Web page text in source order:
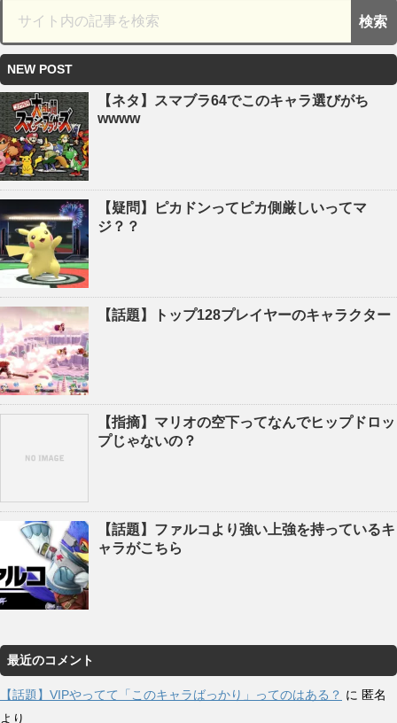
NEW POST
【ネタ】スマブラ64でこのキャラ選びがち
wwww
【疑問】ピカドンってピカ側厳しいってマ
ジ？？
【話題】トップ128プレイヤーのキャラクター
【指摘】マリオの空下ってなんでヒップドロッ
プじゃないの？
【話題】ファルコより強い上強を持っているキ
ャラがこちら
最近のコメント
【話題】VIPやってて「このキャラばっかり」ってのはある？ に 匿名
より